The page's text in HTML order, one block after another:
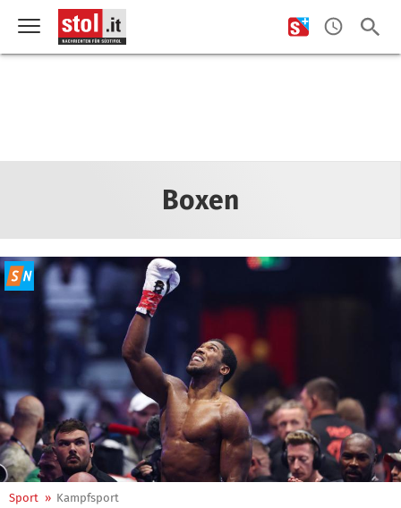
Boxen
Sport » Kampfsport